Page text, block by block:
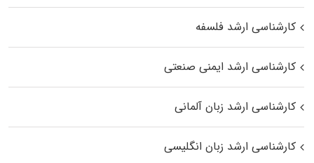
کارشناسی ارشد فلسفه
کارشناسی ارشد ایمنی صنعتی
کارشناسی ارشد زبان آلمانی
کارشناسی ارشد زبان انگلیسی